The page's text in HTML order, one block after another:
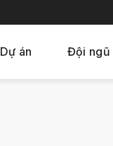
Dự án Đội ngũ